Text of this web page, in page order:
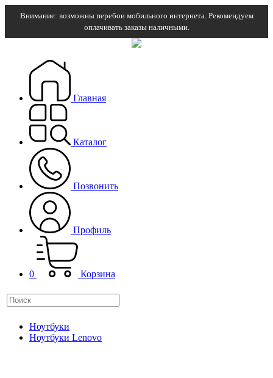
Внимание: возможны перебои мобильного интернета. Рекомендуем
оплачивать заказы наличными.
Главная
Каталог
Позвонить
Профиль
0 Корзина
Ноутбуки
Ноутбуки Lenovo